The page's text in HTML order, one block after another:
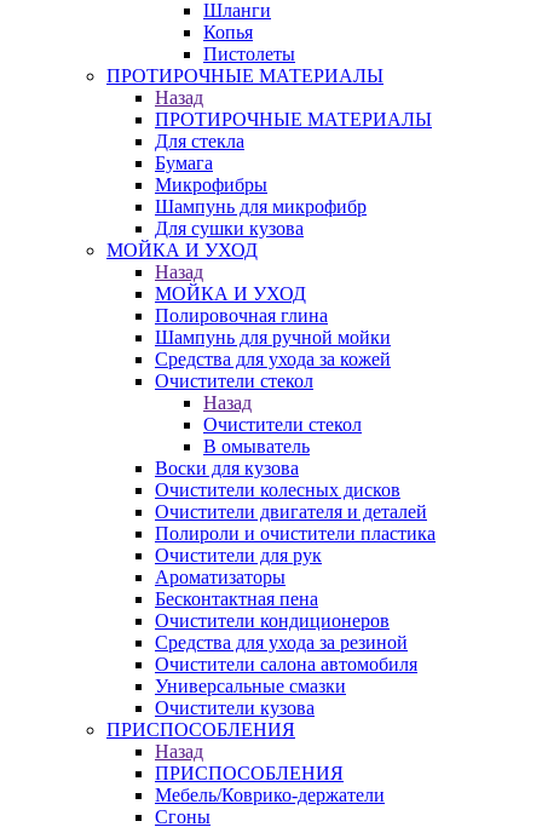
Шланги
Копья
Пистолеты
ПРОТИРОЧНЫЕ МАТЕРИАЛЫ
Назад
ПРОТИРОЧНЫЕ МАТЕРИАЛЫ
Для стекла
Бумага
Микрофибры
Шампунь для микрофибр
Для сушки кузова
МОЙКА И УХОД
Назад
МОЙКА И УХОД
Полировочная глина
Шампунь для ручной мойки
Средства для ухода за кожей
Очистители стекол
Назад
Очистители стекол
В омыватель
Воски для кузова
Очистители колесных дисков
Очистители двигателя и деталей
Полироли и очистители пластика
Очистители для рук
Ароматизаторы
Бесконтактная пена
Очистители кондиционеров
Средства для ухода за резиной
Очистители салона автомобиля
Универсальные смазки
Очистители кузова
ПРИСПОСОБЛЕНИЯ
Назад
ПРИСПОСОБЛЕНИЯ
Мебель/Коврико-держатели
Сгоны